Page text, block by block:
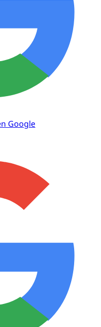
Google